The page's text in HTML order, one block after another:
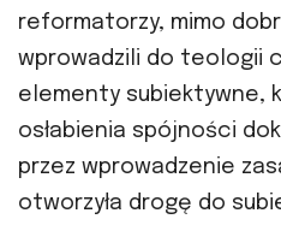
reformatorzy, mimo
wprowadzili do teologii
elementy subiektywne,
osłabienia spójności
przez wprowadzenie
otworzyła drogę do